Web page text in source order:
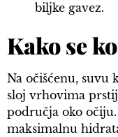
biljke gavez.
Kako se
Na očišćenu, suvu
sloj vrhovima
područja oko
maksimalnu